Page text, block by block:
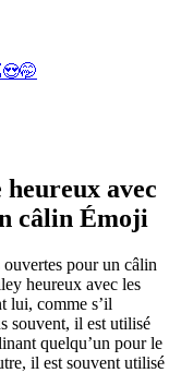
😍🤭
avec
câlin Émoji
pour un câlin
heureux avec les
lui, comme s’il
souvent, il est utilisé
quelqu’un pour le
il est souvent utilisé